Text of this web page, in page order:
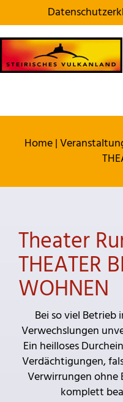
Home|
Theater
THEATER
WOHNEN
Bei so viel Betrieb
Verwechslungen
Ein heilloses
Verdächtigungen,
Verwirrungen ohne
komplett